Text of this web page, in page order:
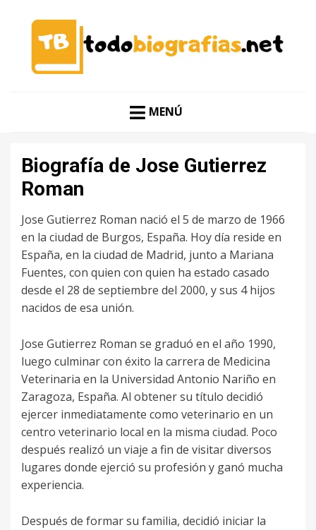
TODO BIOGRAFÍAS
MENÚ
Biografía de Jose Gutierrez
Roman
Jose Gutierrez Roman nació el 5 de marzo de 1966
en la ciudad de Burgos, España. Hoy día reside en
España, en la ciudad de Madrid, junto a Mariana
Fuentes, con quien con quien ha estado casado
desde el 28 de septiembre del 2000, y sus 4 hijos
nacidos de esa unión.
Jose Gutierrez Roman se graduó en el año 1990,
luego culminar con éxito la carrera de Medicina
Veterinaria en la Universidad Antonio Nariño en
Zaragoza, España. Al obtener su título decidió
ejercer inmediatamente como veterinario en un
centro veterinario local en la misma ciudad. Poco
después realizó un viaje a fin de visitar diversos
lugares donde ejerció su profesión y ganó mucha
experiencia.
Después de formar su familia, decidió iniciar la